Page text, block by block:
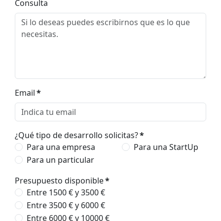
Consulta
Email*
¿Qué tipo de desarrollo solicitas?*
Para una empresa
Para una StartUp
Para un particular
Presupuesto disponible*
Entre 1500 € y 3500 €
Entre 3500 € y 6000 €
Entre 6000 € y 10000 €